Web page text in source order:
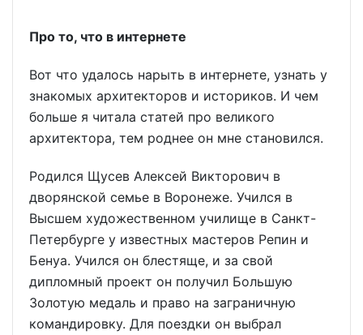
Про то, что в интернете
Вот что удалось нарыть в интернете, узнать у
знакомых архитекторов и историков. И чем
больше я читала статей про великого
архитектора, тем роднее он мне становился.
Родился Щусев Алексей Викторович в
дворянской семье в Воронеже. Учился в
Высшем художественном училище в Санкт-
Петербурге у известных мастеров Репин и
Бенуа. Учился он блестяще, и за свой
дипломный проект он получил Большую
Золотую медаль и право на заграничную
командировку. Для поездки он выбрал